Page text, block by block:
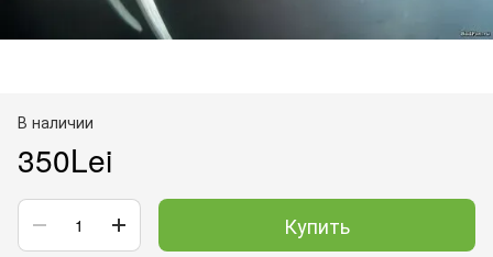
В наличии
350Lei
Купить